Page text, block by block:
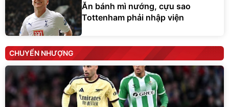
Ăn bánh mì nướng, cựu sao
Tottenham phải nhập viện
CHUYỂN NHƯỢNG